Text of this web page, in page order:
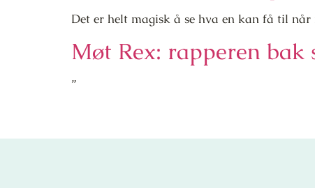
Det er helt magisk å se hva en kan få til når
Møt Rex: rapperen bak
”